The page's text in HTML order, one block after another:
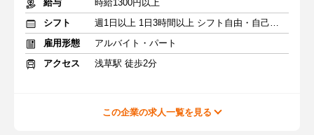
給与
時給1300円以上
シフト
週1日以上 1日3時間以上 シフト自由・自己申告
雇用形態
アルバイト・パート
アクセス
浅草駅 徒歩2分
この企業の求人一覧を見る